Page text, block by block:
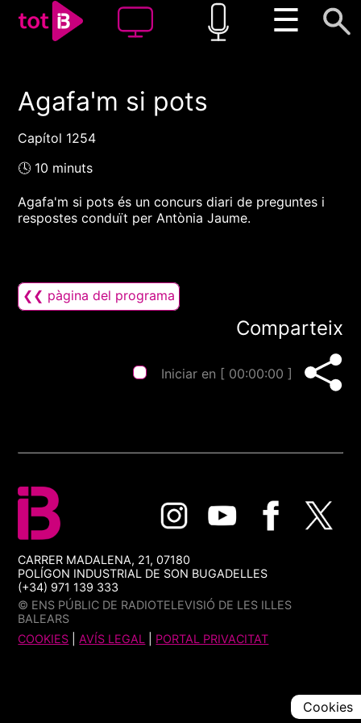
☰
00:00 00:00
Agafa'm si pots
Capítol 1254
🕓 10 minuts
Agafa'm si pots és un concurs diari de preguntes i
respostes conduït per Antònia Jaume.
❮❮ pàgina del programa
Comparteix
Iniciar en [ 00:00:00 ]
CARRER MADALENA, 21, 07180
POLÍGON INDUSTRIAL DE SON BUGADELLES
(+34) 971 139 333
© ENS PÚBLIC DE RADIOTELEVISIÓ DE LES ILLES
BALEARS
COOKIES |AVÍS LEGAL PORTAL PRIVACITAT
Cookies